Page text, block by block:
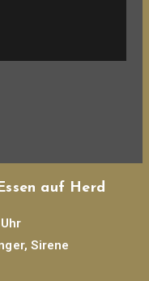
auf Herd
Sirene